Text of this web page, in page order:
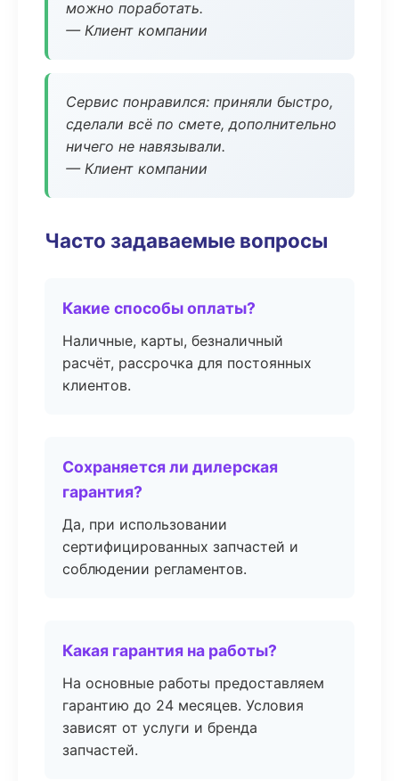
можно поработать.
— Клиент компании
Сервис понравился: приняли быстро,
сделали всё по смете, дополнительно
ничего не навязывали.
— Клиент компании
Часто задаваемые вопросы
Какие способы оплаты?
Наличные, карты, безналичный
расчёт, рассрочка для постоянных
клиентов.
Сохраняется ли дилерская
гарантия?
Да, при использовании
сертифицированных запчастей и
соблюдении регламентов.
Какая гарантия на работы?
На основные работы предоставляем
гарантию до 24 месяцев. Условия
зависят от услуги и бренда
запчастей.